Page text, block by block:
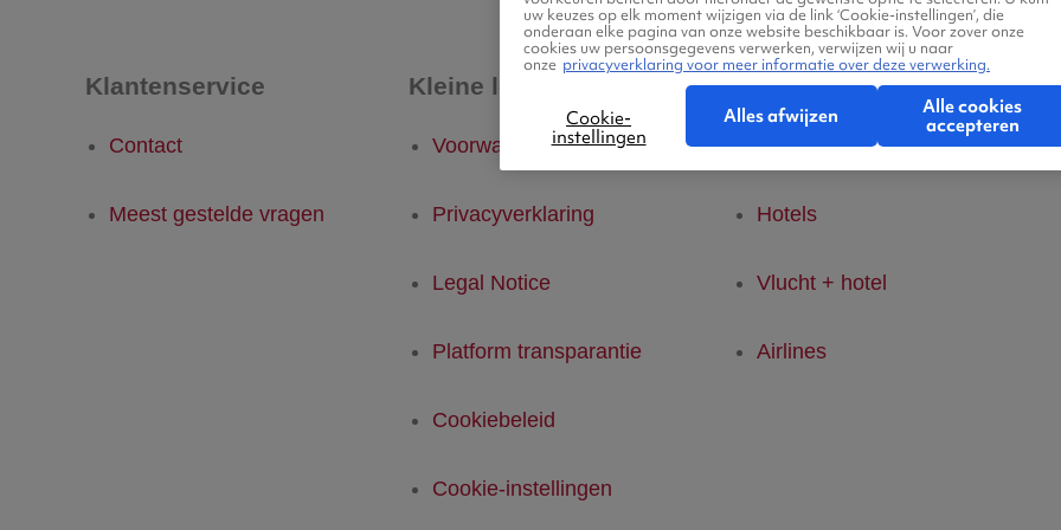
Klantenservice
Contact
Meest gestelde vragen
Kleine lettertjes
Voorwaarden
Privacyverklaring
Legal Notice
Platform transparantie
Cookiebeleid
Cookie-instellingen
Over ons
Vluchten
Hotels
Vlucht + hotel
Airlines
uw keuzes op elk moment wijzigen via de link ‘Cookie-instellingen’, die
onderaan elke pagina van onze website beschikbaar is. Voor zover onze
cookies uw persoonsgegevens verwerken, verwijzen wij u naar
onze privacyverklaring voor meer informatie over deze verwerking.
Cookie-
instellingen
Alles afwijzen
Alle cookies
accepteren